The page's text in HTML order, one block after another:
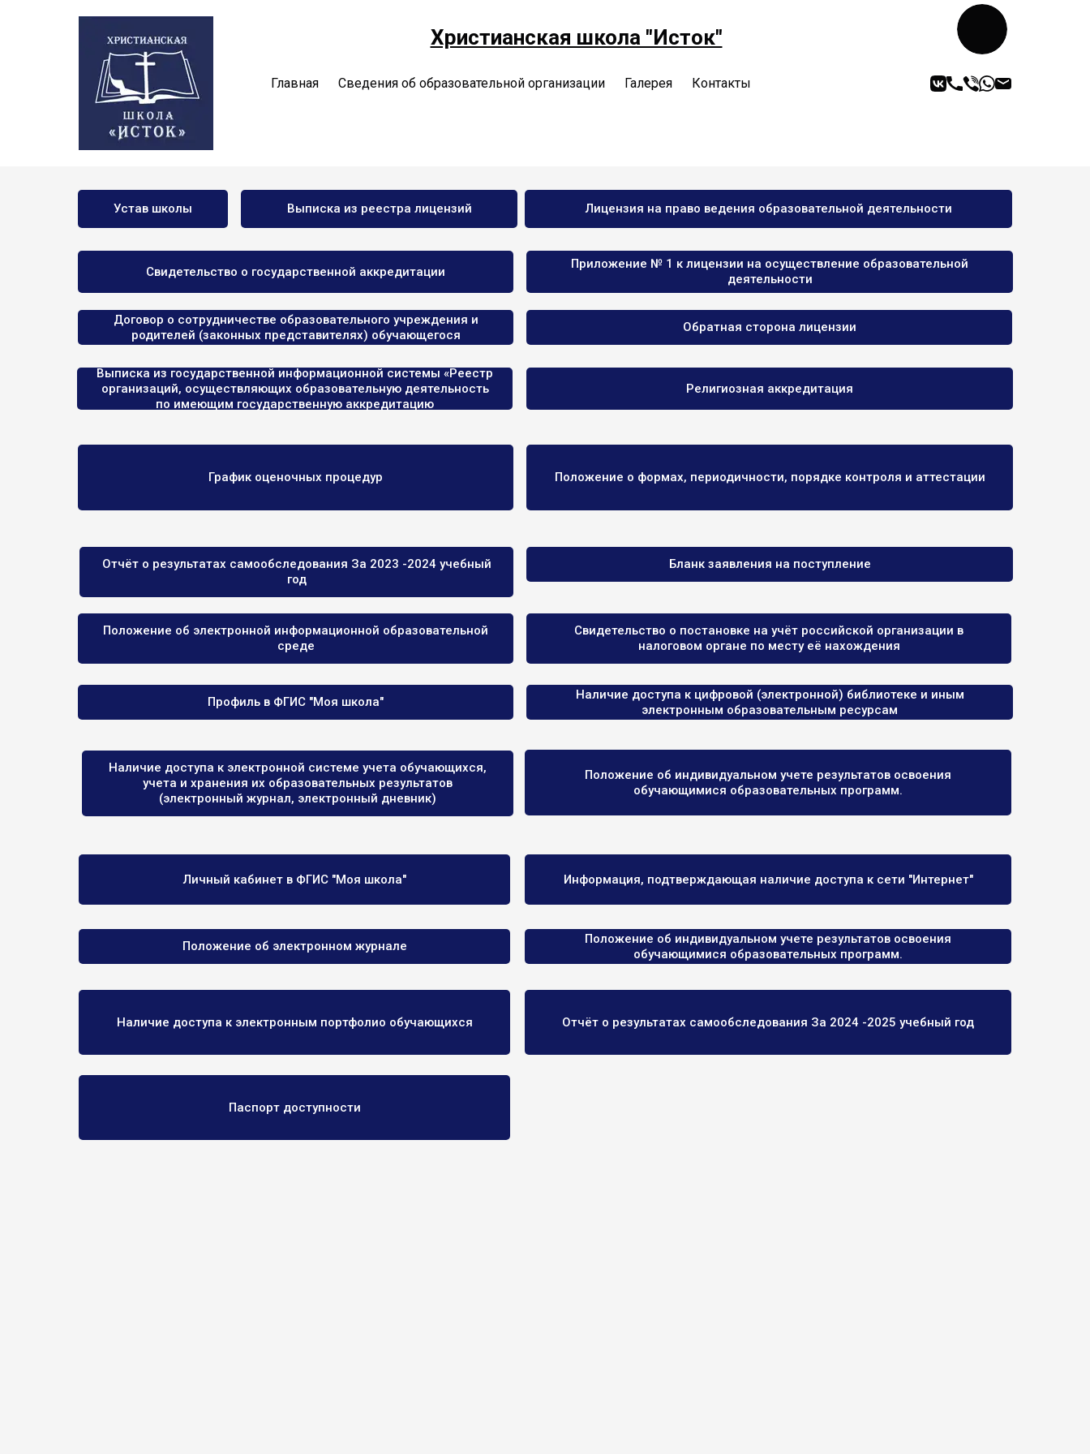
Главная Сведения об образовательной организации Галерея Контакты
Христианская школа "Исток"
Наличие доступа к цифровой (электронной) библиотеке и иным
электронным образовательным ресурсам
Положение об индивидуальном учете результатов освоения
обучающимися образовательных программ.
Религиозная аккредитация
Бланк заявления на поступление
Положение о формах, периодичности, порядке контроля и аттестации
Выписка из государственной информационной системы «Реестр
организаций, осуществляющих образовательную деятельность
по имеющим государственную аккредитацию
График оценочных процедур
Наличие доступа к электронной системе учета обучающихся,
учета и хранения их образовательных результатов
(электронный журнал, электронный дневник)
Профиль в ФГИС "Моя школа"
Положение об электронной информационной образовательной
среде
Отчёт о результатах самообследования За 2023 -2024 учебный
год
Договор о сотрудничестве образовательного учреждения и
родителей (законных представителях) обучающегося
Устав школы Выписка из реестра лицензий
Приложение № 1 к лицензии на осуществление образовательной
деятельности
Обратная сторона лицензии
Лицензия на право ведения образовательной деятельности
Свидетельство о государственной аккредитации
Свидетельство о постановке на учёт российской организации в
налоговом органе по месту её нахождения
Паспорт доступности
Отчёт о результатах самообследования За 2024 -2025 учебный год
Наличие доступа к электронным портфолио обучающихся
Информация, подтверждающая наличие доступа к сети "Интернет"
Положение об индивидуальном учете результатов освоения
обучающимися образовательных программ.
Личный кабинет в ФГИС "Моя школа"
Положение об электронном журнале